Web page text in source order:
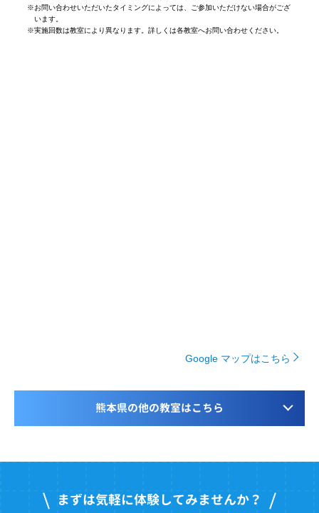
※お問い合わせいただいたタイミングによっては、ご参加いただけない場合がござ
います。
※実施回数は教室により異なります。詳しくは各教室へお問い合わせください。
Google マップはこちら
熊本県の他の教室はこちら
まずは気軽に体験してみませんか？